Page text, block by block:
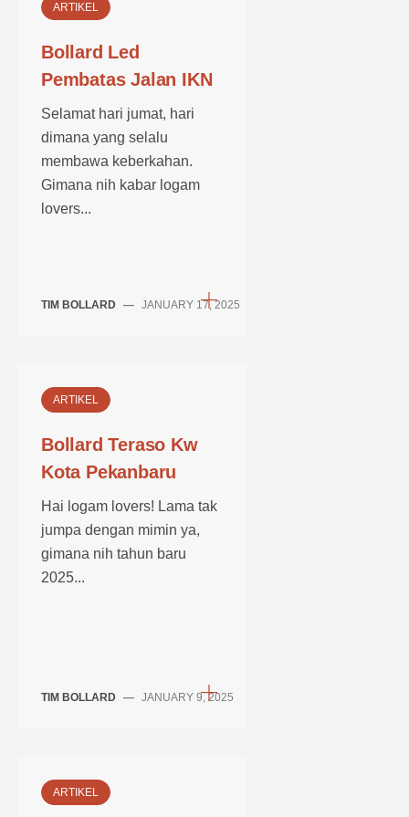
ARTIKEL
Bollard Led
Pembatas Jalan IKN
Selamat hari jumat, hari
dimana yang selalu
membawa keberkahan.
Gimana nih kabar logam
lovers...
TIM BOLLARD — JANUARY 17, 2025
ARTIKEL
Bollard Teraso Kw
Kota Pekanbaru
Hai logam lovers! Lama tak
jumpa dengan mimin ya,
gimana nih tahun baru
2025...
TIM BOLLARD — JANUARY 9, 2025
ARTIKEL